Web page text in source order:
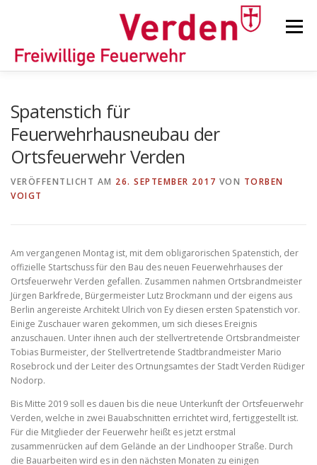
Menü
ORTSFEUERWEHREN
TIPPS/TRICKS
Spatenstich für
Feuerwehrhausneubau der
Ortsfeuerwehr Verden
VERÖFFENTLICHT AM 26. SEPTEMBER 2017 VON TORBEN
VOIGT
Am vergangenen Montag ist, mit dem obligarorischen Spatenstich, der
offizielle Startschuss für den Bau des neuen Feuerwehrhauses der
Ortsfeuerwehr Verden gefallen. Zusammen nahmen Ortsbrandmeister
Jürgen Barkfrede, Bürgermeister Lutz Brockmann und der eigens aus
Berlin angereiste Architekt Ulrich von Ey diesen ersten Spatenstich vor.
Einige Zuschauer waren gekommen, um sich dieses Ereignis
anzuschauen. Unter ihnen auch der stellvertretende Ortsbrandmeister
Tobias Burmeister, der Stellvertretende Stadtbrandmeister Mario
Rosebrock und der Leiter des Ortnungsamtes der Stadt Verden Rüdiger
Nodorp.
Bis Mitte 2019 soll es dauen bis die neue Unterkunft der Ortsfeuerwehr
Verden, welche in zwei Bauabschnitten errichtet wird, fertiggestellt ist.
Für die Mitglieder der Feuerwehr heißt es jetzt erstmal
zusammenrücken auf dem Gelände an der Lindhooper Straße. Durch
die Bauarbeiten wird es in den nächsten Monaten zu einigen